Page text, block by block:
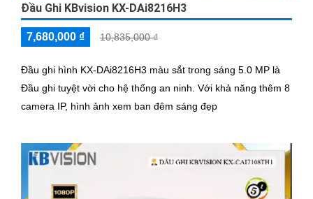
Đầu Ghi KBvision KX-DAi8216H3
7,680,000 ₫ 10,835,000 ₫
Đầu ghi hình KX-DAi8216H3 màu sắt trong sáng 5.0 MP là
Đầu ghi tuyệt vời cho hệ thống an ninh. Với khả năng thêm 8
camera IP, hình ảnh xem ban đêm sáng đẹp